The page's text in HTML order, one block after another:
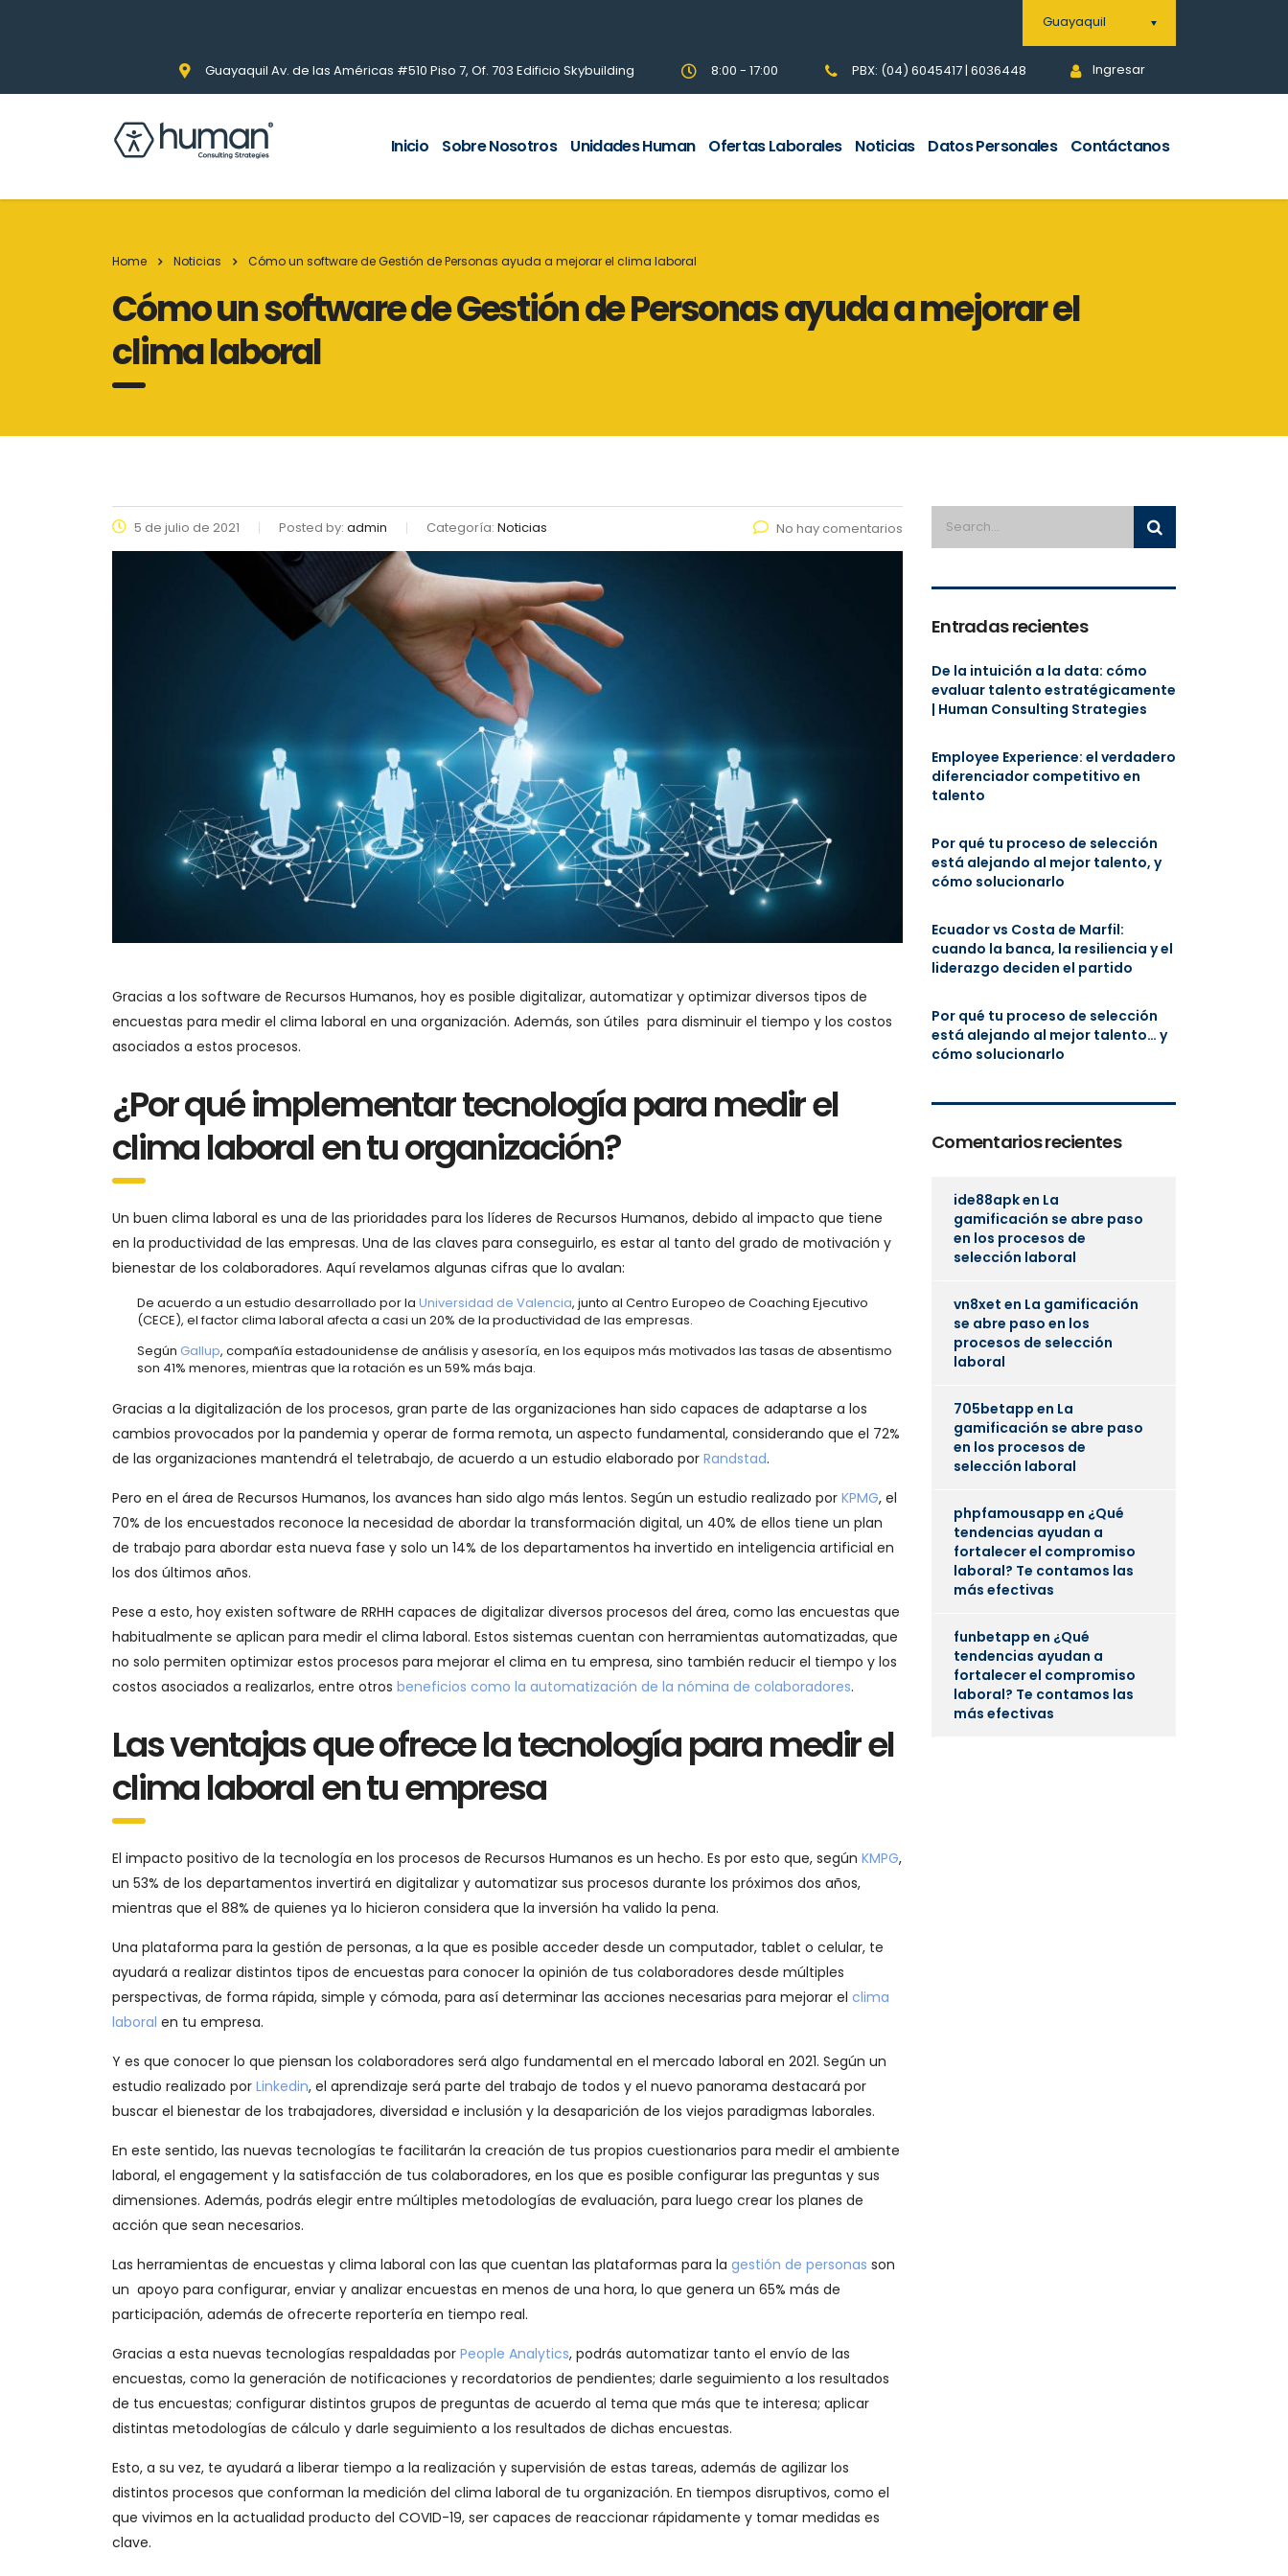
Guayaquil
Guayaquil Av. de las Américas #510 Piso 7, Of. 703 Edificio Skybuilding 8:00 - 17:00 PBX: (04) 6045417 | 6036448 Ingresar
Inicio Sobre Nosotros Unidades Human Ofertas Laborales Noticias Datos Personales Contáctanos
Home Noticias Cómo un software de Gestión de Personas ayuda a mejorar el clima laboral
Cómo un software de Gestión de Personas ayuda a mejorar el
clima laboral
5 de julio de 2021 Posted by: admin Categoría: Noticias No hay comentarios
Gracias a los software de Recursos Humanos, hoy es posible digitalizar, automatizar y optimizar diversos tipos de
encuestas para medir el clima laboral en una organización. Además, son útiles para disminuir el tiempo y los costos
asociados a estos procesos.
¿Por qué implementar tecnología para medir el
clima laboral en tu organización?
Un buen clima laboral es una de las prioridades para los líderes de Recursos Humanos, debido al impacto que tiene
en la productividad de las empresas. Una de las claves para conseguirlo, es estar al tanto del grado de motivación y
bienestar de los colaboradores. Aquí revelamos algunas cifras que lo avalan:
De acuerdo a un estudio desarrollado por la Universidad de Valencia, junto al Centro Europeo de Coaching Ejecutivo
(CECE), el factor clima laboral afecta a casi un 20% de la productividad de las empresas.
Según Gallup, compañía estadounidense de análisis y asesoría, en los equipos más motivados las tasas de absentismo
son 41% menores, mientras que la rotación es un 59% más baja.
Gracias a la digitalización de los procesos, gran parte de las organizaciones han sido capaces de adaptarse a los
cambios provocados por la pandemia y operar de forma remota, un aspecto fundamental, considerando que el 72%
de las organizaciones mantendrá el teletrabajo, de acuerdo a un estudio elaborado por Randstad.
Pero en el área de Recursos Humanos, los avances han sido algo más lentos. Según un estudio realizado por KPMG, el
70% de los encuestados reconoce la necesidad de abordar la transformación digital, un 40% de ellos tiene un plan
de trabajo para abordar esta nueva fase y solo un 14% de los departamentos ha invertido en inteligencia artificial en
los dos últimos años.
Pese a esto, hoy existen software de RRHH capaces de digitalizar diversos procesos del área, como las encuestas que
habitualmente se aplican para medir el clima laboral. Estos sistemas cuentan con herramientas automatizadas, que
no solo permiten optimizar estos procesos para mejorar el clima en tu empresa, sino también reducir el tiempo y los
costos asociados a realizarlos, entre otros beneficios como la automatización de la nómina de colaboradores.
Las ventajas que ofrece la tecnología para medir el
clima laboral en tu empresa
El impacto positivo de la tecnología en los procesos de Recursos Humanos es un hecho. Es por esto que, según KMPG,
un 53% de los departamentos invertirá en digitalizar y automatizar sus procesos durante los próximos dos años,
mientras que el 88% de quienes ya lo hicieron considera que la inversión ha valido la pena.
Una plataforma para la gestión de personas, a la que es posible acceder desde un computador, tablet o celular, te
ayudará a realizar distintos tipos de encuestas para conocer la opinión de tus colaboradores desde múltiples
perspectivas, de forma rápida, simple y cómoda, para así determinar las acciones necesarias para mejorar el clima
laboral en tu empresa.
Y es que conocer lo que piensan los colaboradores será algo fundamental en el mercado laboral en 2021. Según un
estudio realizado por Linkedin, el aprendizaje será parte del trabajo de todos y el nuevo panorama destacará por
buscar el bienestar de los trabajadores, diversidad e inclusión y la desaparición de los viejos paradigmas laborales.
En este sentido, las nuevas tecnologías te facilitarán la creación de tus propios cuestionarios para medir el ambiente
laboral, el engagement y la satisfacción de tus colaboradores, en los que es posible configurar las preguntas y sus
dimensiones. Además, podrás elegir entre múltiples metodologías de evaluación, para luego crear los planes de
acción que sean necesarios.
Las herramientas de encuestas y clima laboral con las que cuentan las plataformas para la gestión de personas son
un apoyo para configurar, enviar y analizar encuestas en menos de una hora, lo que genera un 65% más de
participación, además de ofrecerte reportería en tiempo real.
Gracias a esta nuevas tecnologías respaldadas por People Analytics, podrás automatizar tanto el envío de las
encuestas, como la generación de notificaciones y recordatorios de pendientes; darle seguimiento a los resultados
de tus encuestas; configurar distintos grupos de preguntas de acuerdo al tema que más que te interesa; aplicar
distintas metodologías de cálculo y darle seguimiento a los resultados de dichas encuestas.
Esto, a su vez, te ayudará a liberar tiempo a la realización y supervisión de estas tareas, además de agilizar los
distintos procesos que conforman la medición del clima laboral de tu organización. En tiempos disruptivos, como el
que vivimos en la actualidad producto del COVID-19, ser capaces de reaccionar rápidamente y tomar medidas es
clave.
Entradas recientes
De la intuición a la data: cómo
evaluar talento estratégicamente
| Human Consulting Strategies
Employee Experience: el verdadero
diferenciador competitivo en
talento
Por qué tu proceso de selección
está alejando al mejor talento, y
cómo solucionarlo
Ecuador vs Costa de Marfil:
cuando la banca, la resiliencia y el
liderazgo deciden el partido
Por qué tu proceso de selección
está alejando al mejor talento… y
cómo solucionarlo
Comentarios recientes
ide88apken La
gamificación se abre paso
en los procesos de
selección laboral
vn8xet en La gamificación
se abre paso en los
procesos de selección
laboral
705betapp en La
gamificación se abre paso
en los procesos de
selección laboral
phpfamousapp en ¿Qué
tendencias ayudan a
fortalecer el compromiso
laboral? Te contamos las
más efectivas
funbetapp en ¿Qué
tendencias ayudan a
fortalecer el compromiso
laboral? Te contamos las
más efectivas